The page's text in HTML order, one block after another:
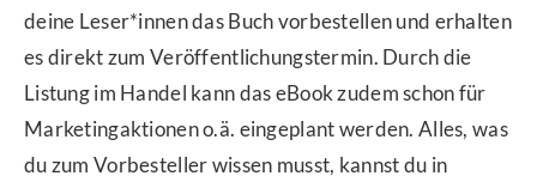
deine Leser*innen das Buch vorbestellen und erhalten
es direkt zum Veröffentlichungstermin. Durch die
Listung im Handel kann das eBook zudem schon für
Marketingaktionen o.ä. eingeplant werden. Alles, was
du zum Vorbesteller wissen musst, kannst du in